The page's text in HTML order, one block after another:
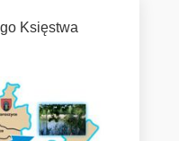
Księstwa